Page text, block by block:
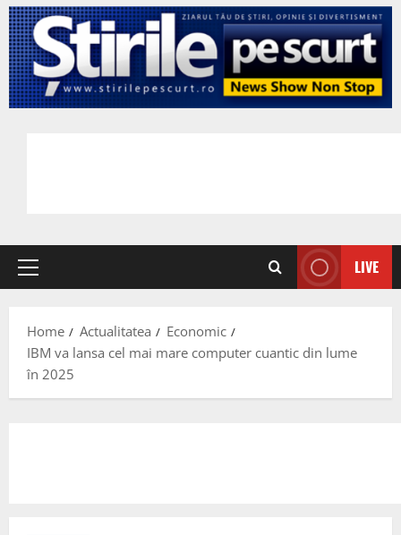
Primary
LIVE
Home Actualitatea
Economic
IBM va lansa cel mai mare computer cuantic din lume
în 2025